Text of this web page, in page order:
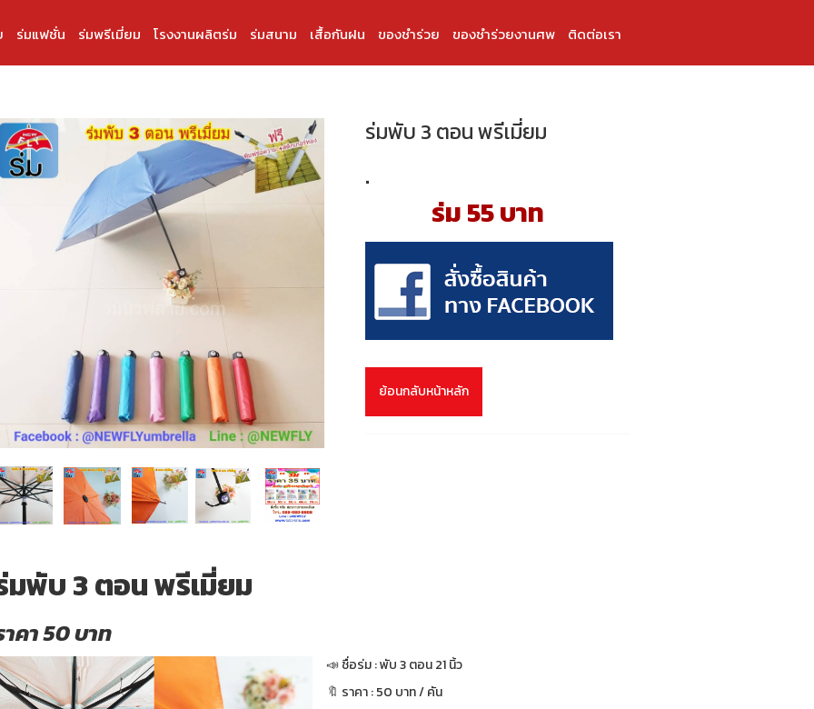
ร่มแฟชั่น ร่มพรีเมี่ยม โรงงานผลิตร่ม ร่มสนาม เสื้อกันฝน ของชำร่วย ของชำร่วยงานศพ ติดต่อเรา
ร่มพับ 3 ตอน พรีเมี่ยม
.
ร่ม 55 บาท
ย้อนกลับหน้าหลัก
มพับ 3 ตอน พรีเมี่ยม
าคา 50 บาท
📣 ชื่อร่ม : พับ 3 ตอน 21 นิ้ว
🔖 ราคา : 50 บาท / คัน